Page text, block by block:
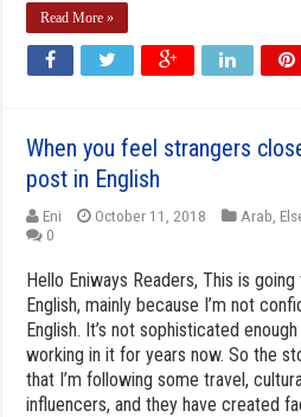
Read More »
When you feel strangers
post in English
Eni October 11, 2018 Arab
0
Hello Eniways Readers, This is
English, mainly because I’m not
English. It’s not sophisticated
working in it for years now. So the
that I’m following some travel,
influencers, and they have created